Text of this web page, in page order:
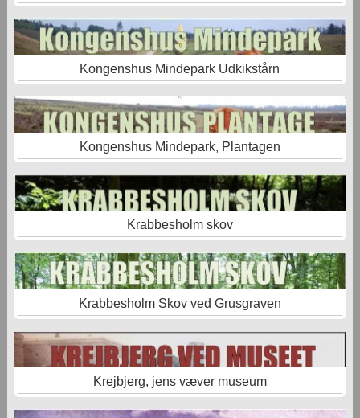
Kongenshus Mindepark Udkikstårn
Kongenshus Mindepark, Plantagen
Krabbesholm skov
Krabbesholm Skov ved Grusgraven
Krejbjerg, jens væver museum